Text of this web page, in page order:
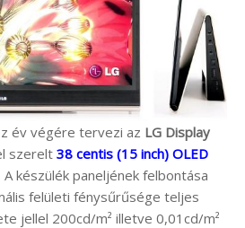
év végére tervezi az LG Display
szerelt 38 centis (15 inch) OLED
A készülék paneljének felbontása
felületi fénysűrűsége teljes
jellel 200cd/m² illetve 0,01cd/m²